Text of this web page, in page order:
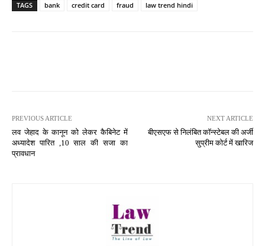
TAGS bank credit card fraud law trend hindi
PREVIOUS ARTICLE
लव जेहाद के कानून को लेकर कैबिनेट में
अध्यादेश पारित ,10 साल की सजा का
प्रावधान
NEXT ARTICLE
बीएसएफ से निलंबित कॉन्स्टेबल की अर्जी
सुप्रीम कोर्ट में खारिज